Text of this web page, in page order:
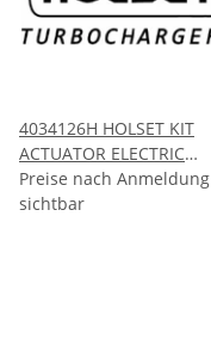
4034126H HOLSET KIT
ACTUATOR ELECTRIC
HE341VE
Preise nach Anmeldung
sichtbar